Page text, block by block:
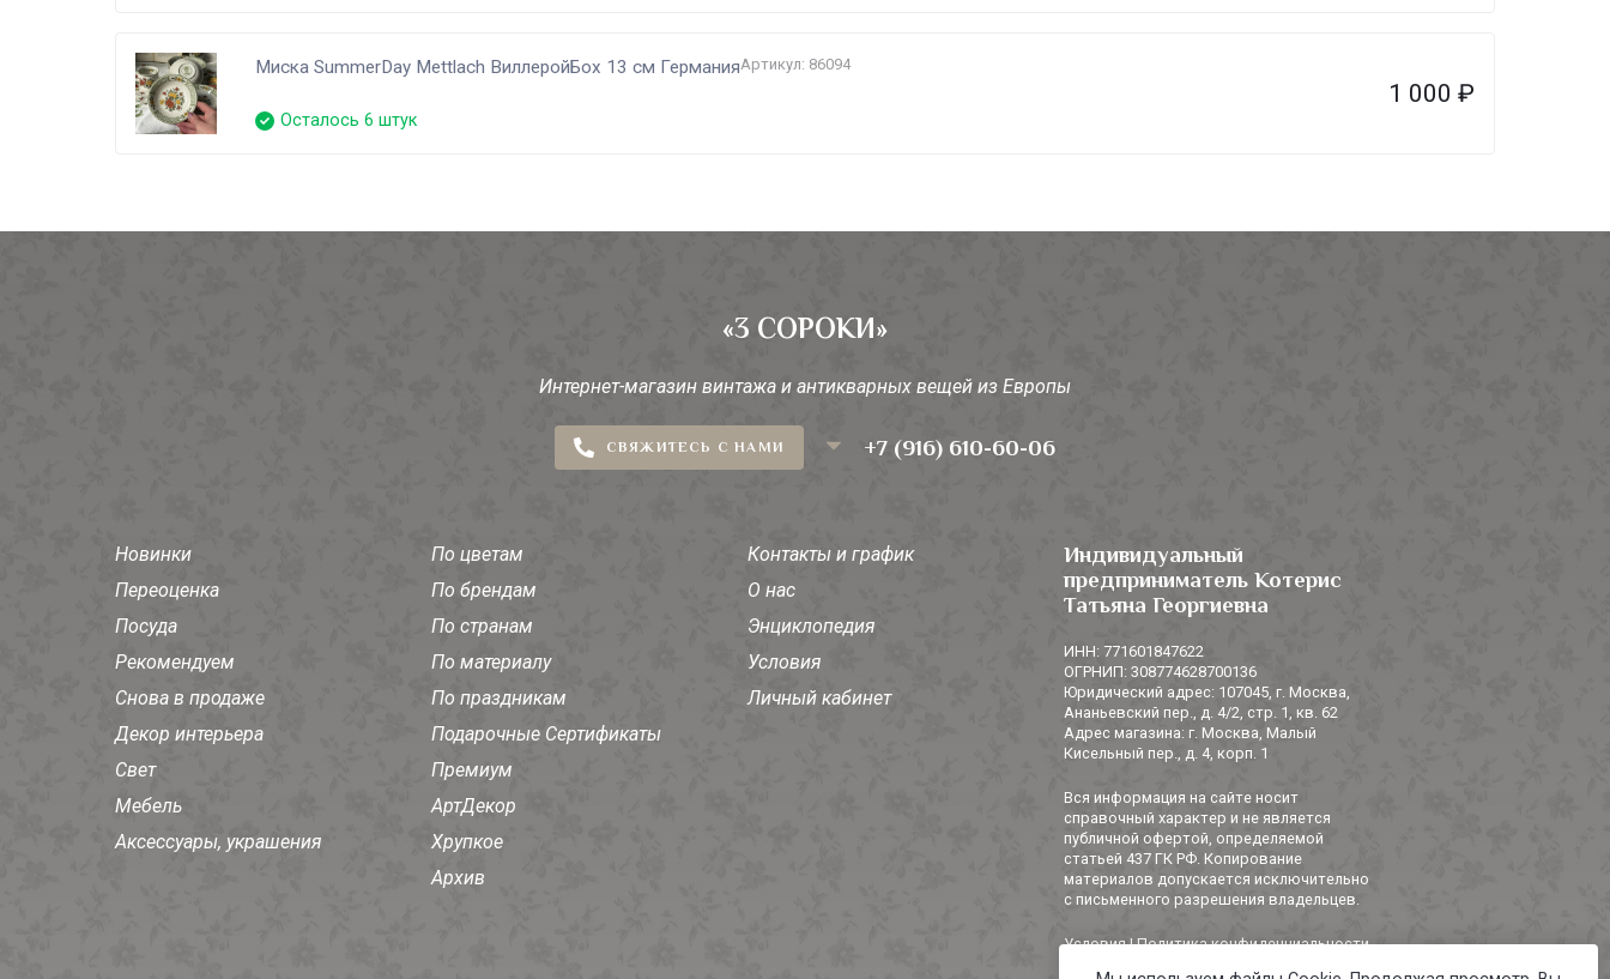
Миска SummerDay Mettlach ВиллеройБох 13 см ГерманияАртикул: 86094
Осталось 6 штук
1 000 ₽
«3 СОРОКИ»
Интернет-магазин винтажа и антикварных вещей из Европы
СВЯЖИТЕСЬ С НАМИ +7 (916) 610-60-06
Новинки
Переоценка
Посуда
Рекомендуем
Снова в продаже
Декор интерьера
Свет
Мебель
Аксессуары, украшения
По цветам
По брендам
По странам
По материалу
По праздникам
Подарочные Сертификаты
Премиум
АртДекор
Хрупкое
Архив
Контакты и график
О нас
Энциклопедия
Условия
Личный кабинет
Индивидуальный
предприниматель Котерис
Татьяна Георгиевна
ИНН: 771601847622
ОГРНИП: 308774628700136
Юридический адрес: 107045, г. Москва,
Ананьевский пер., д. 4/2, стр. 1, кв. 62
Адрес магазина: г. Москва, Малый
Кисельный пер., д. 4, корп. 1
Вся информация на сайте носит
справочный характер и не является
публичной офертой, определяемой
статьей 437 ГК РФ. Копирование
материалов допускается исключительно
с письменного разрешения владельцев.
Условия|Политика конфиденциальности